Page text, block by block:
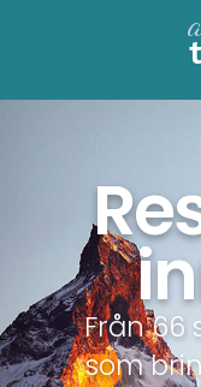
Från 66
som